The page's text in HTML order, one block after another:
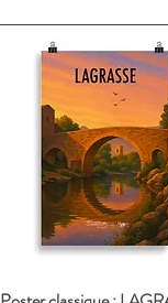
Aperçu rapide